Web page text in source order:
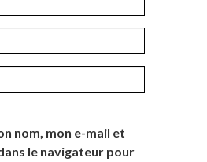
nom, mon e-mail et
le navigateur pour